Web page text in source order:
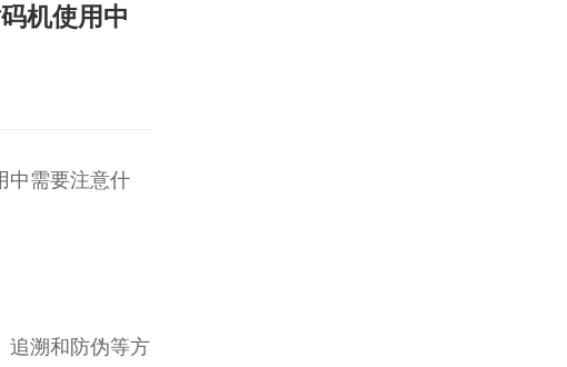
机使用中
中需要注意什
追溯和防伪等方